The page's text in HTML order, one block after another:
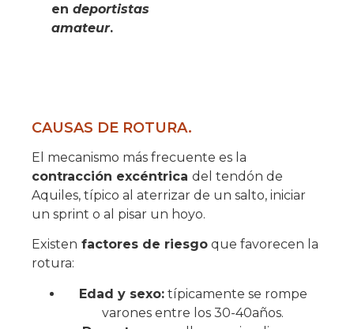
en deportistas
amateur.
CAUSAS DE ROTURA.
El mecanismo más frecuente es la
contracción excéntrica del tendón de
Aquiles, típico al aterrizar de un salto, iniciar
un sprint o al pisar un hoyo.
Existen factores de riesgo que favorecen la
rotura:
Edad y sexo:típicamente se rompe
varones entre los 30-40años.